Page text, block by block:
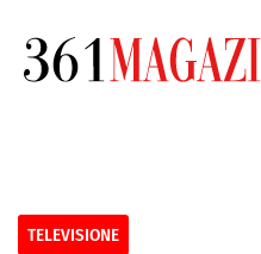
TELEVISIONE